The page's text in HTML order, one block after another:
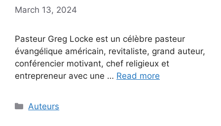
March 13, 2024
Pasteur Greg Locke est un célèbre pasteur
évangélique américain, revitaliste, grand auteur,
conférencier motivant, chef religieux et
entrepreneur avec une … Read more
Categories
Auteurs